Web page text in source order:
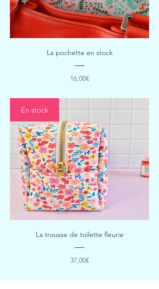
La pochette en stock
16,00€Prix
En stock
La trousse de toilette fleurie
37,00€Prix